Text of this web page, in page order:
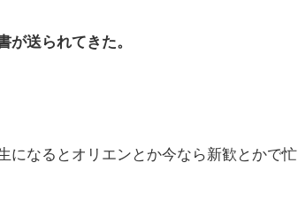
書が送られてきた。
ンとか今なら新歓とかで忙